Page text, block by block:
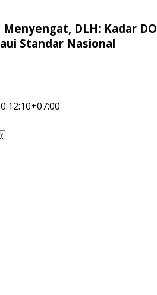
Menyengat, DLH: Kadar DO
Standar Nasional